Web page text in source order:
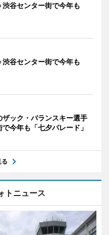
谷センター街で今年も
谷センター街で今年も
ザック・バランスキー選手
今年も「七夕パレード」
る
トニュース